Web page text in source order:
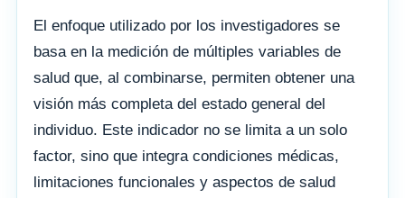
El enfoque utilizado por los investigadores se
basa en la medición de múltiples variables de
salud que, al combinarse, permiten obtener una
visión más completa del estado general del
individuo. Este indicador no se limita a un solo
factor, sino que integra condiciones médicas,
limitaciones funcionales y aspectos de salud